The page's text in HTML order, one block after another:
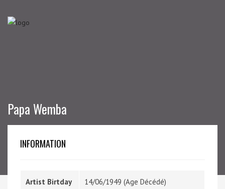
Papa Wemba
INFORMATION
Artist Birtday
14/06/1949 (Age Décédé)